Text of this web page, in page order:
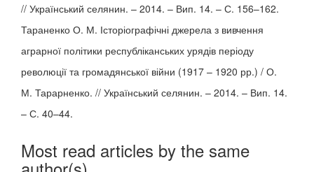
// Український селянин. – 2014. – Вип. 14. – С. 156–162.
Тараненко О. М. Історіографічні джерела з вивчення
аграрної політики республіканських урядів періоду
революції та громадянської війни (1917 – 1920 рр.) / О.
М. Тарарненко. // Український селянин. – 2014. – Вип. 14.
– С. 40–44.
Most read articles by the same